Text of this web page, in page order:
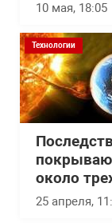
10 мая, 18:05
Технологии
около
25 апреля,